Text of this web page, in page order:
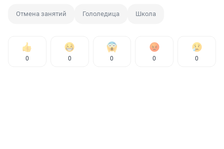
Отмена занятий Гололедица Школа
0 0 0 0 0